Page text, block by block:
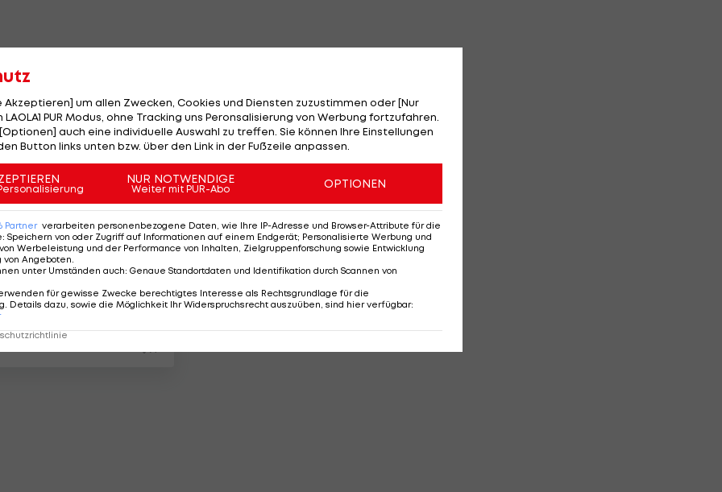
"Austria
war für mich
Zeit!
Akzeptieren] um allen Zwecken, Cookies und Diensten zuzustimmen oder [Nur
PUR Modus, ohne Tracking uns Peronsalisierung von Werbung fortzufahren.
auch eine individuelle Auswahl zu treffen. Sie können Ihre Einstellungen
Button links unten bzw. über den Link in der Fußzeile anpassen.
NUR NOTWENDIGE
Weiter mit PUR-Abo OPTIONEN
Partner verarbeiten personenbezogene Daten, wie Ihre IP-Adresse und Browser-Attribute für die
: Speichern von oder Zugriff auf Informationen auf einem Endgerät; Personalisierte Werbung und
Werbeleistung und der Performance von Inhalten, Zielgruppenforschung sowie Entwicklung
von Angeboten
unter Umständen auch: Genaue Standortdaten und Identifikation durch Scannen von
für gewisse Zwecke berechtigtes Interesse als Rechtsgrundlage für die
Details dazu, sowie die Möglichkeit Ihr Widerspruchsrecht auszuüben, sind hier verfügbar: